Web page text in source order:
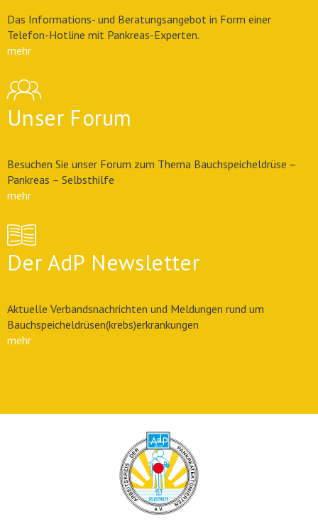
Das Informations- und Beratungsangebot in Form einer
Telefon-Hotline mit Pankreas-Experten.
mehr
Unser Forum
Besuchen Sie unser Forum zum Thema Bauchspeicheldrüse –
Pankreas – Selbsthilfe
mehr
Der AdP Newsletter
Aktuelle Verbandsnachrichten und Meldungen rund um
Bauchspeicheldrüsen(krebs)erkrankungen
mehr